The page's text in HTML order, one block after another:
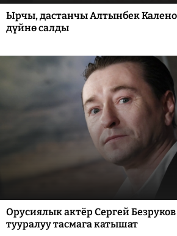
Ырчы, дастанчы Алтынбек
дүйнө салды
Орусиялык актёр Сергей
тууралуу тасмага катышат